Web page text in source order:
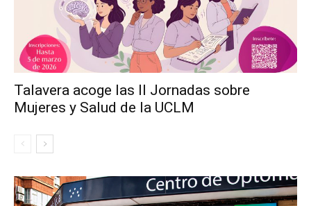
Talavera acoge las II Jornadas sobre
Mujeres y Salud de la UCLM